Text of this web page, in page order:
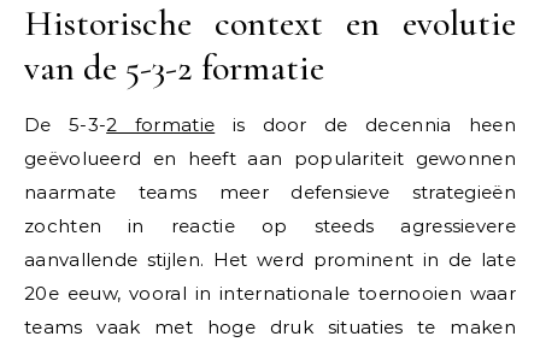
Historische context en evolutie
van de 5-3-2 formatie
De 5-3-2 formatie is door de decennia heen
geëvolueerd en heeft aan populariteit gewonnen
naarmate teams meer defensieve strategieën
zochten in reactie op steeds agressievere
aanvallende stijlen. Het werd prominent in de late
20e eeuw, vooral in internationale toernooien waar
teams vaak met hoge druk situaties te maken